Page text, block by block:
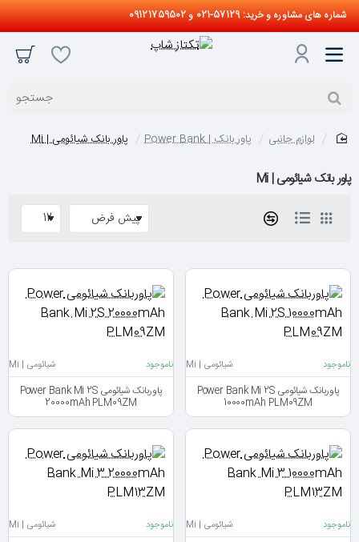
شماره های مشاوره و خرید: 57129-021 و 09121759502
جستجو
لوازم جانبی پاور بانک | Power Bank پاور بانک شیائومی | Mi
پاور بانک شیائومی | Mi
ناموجود شیائومی | Mi
پاوربانک شیائومی Power Bank Mi 2S
10000mAh PLM09ZM
ناموجود شیائومی | Mi
پاوربانک شیائومی Power Bank Mi 2S
20000mAh PLM09ZM
ناموجود شیائومی | Mi ناموجود شیائومی | Mi